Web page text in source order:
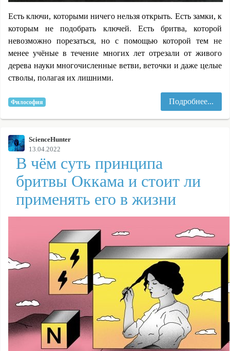
Есть ключи, которыми ничего нельзя открыть. Есть замки, к
которым не подобрать ключей. Есть бритва, которой
невозможно порезаться, но с помощью которой тем не
менее учёные в течение многих лет отрезали от живого
дерева науки многочисленные ветви, веточки и даже целые
стволы, полагая их лишними.
Философия Подробнее...
ScienceHunter
13.04.2022
В чём суть принципа
бритвы Оккама и стоит ли
применять его в жизни